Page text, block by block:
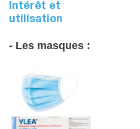
Intérêt et
utilisation
- Les masques :